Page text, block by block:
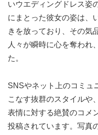
いウエディングドレス姿
にまとった彼女の姿は、
きを放っており、その気
人々が瞬時に心を奪われ
た。
SNSやネット上のコミュ
こなす抜群のスタイルや
表情に対する絶賛のコメ
投稿されています。写真